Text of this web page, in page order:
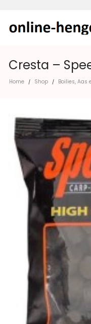
Cresta –
Home / Shop / Boilies, Aas